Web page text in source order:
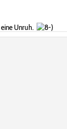
Unruh.